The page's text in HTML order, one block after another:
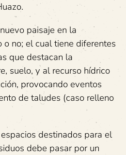
paisaje en la
no; el cual tiene diferentes
que destacan la
suelo, y al recurso hídrico
provocando eventos
de taludes (caso relleno
destinados para el
debe pasar por un